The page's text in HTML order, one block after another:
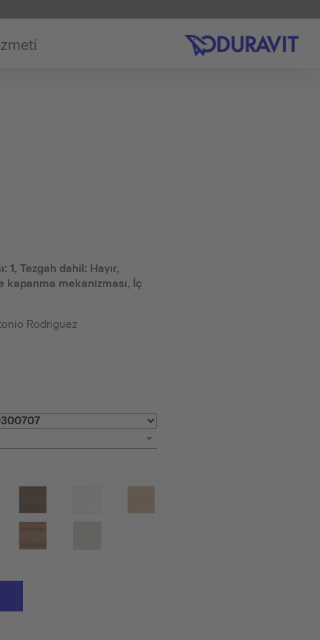
1, Tezgah dahil: Hayır,
kapanma mekanizması, İç
Rodriguez